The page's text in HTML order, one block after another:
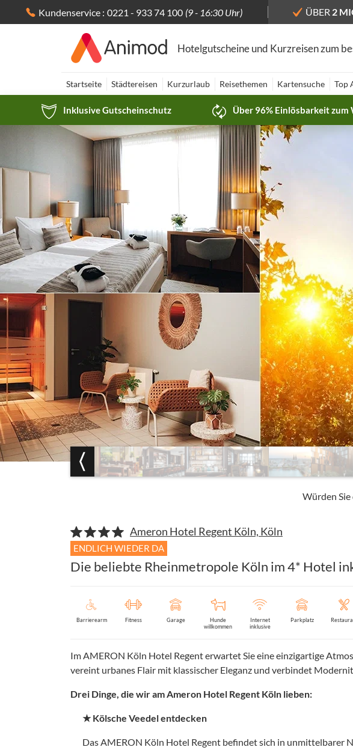
Kundenservice : 0221 - 933 74 100 (9 - 16:30 Uhr) ÜBER 2
Hotelgutscheine und Kurzreisen zum
Startseite Städtereisen Kurzurlaub Reisethemen Kartensuche Top
Inklusive Gutscheinschutz Über 96% Einlösbarkeit
Würden Sie
Ameron Hotel Regent Köln, Köln
ENDLICH WIEDER DA
Die beliebte Rheinmetropole Köln im 4* Hotel
Barrierearm Fitness Garage
Hunde
willkommen
Internet
inklusive
Parkplatz
Im AMERON Köln Hotel Regent erwartet Sie eine einzigartige
vereint urbanes Flair mit klassischer Eleganz und verbindet
Drei Dinge, die wir am Ameron Hotel Regent Köln lieben:
★ Kölsche Veedel entdecken
Das AMERON Köln Hotel Regent befindet sich in unmittelbarer